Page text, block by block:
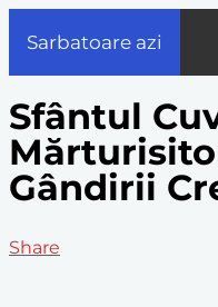
Sarbatoare azi
Sfântul
Gândirii
Share